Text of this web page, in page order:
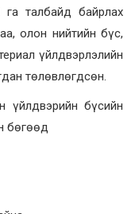
га талбайд байрлах
олон нийтийн бүс,
үйлдвэрлэлийн
төлөвлөгдсөн.
үйлдвэрийн бүсийн
бөгөөд